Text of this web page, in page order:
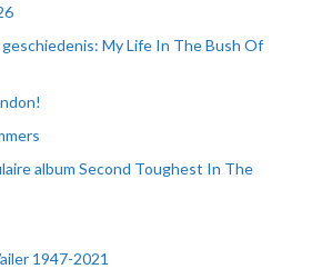
My Life In The Bush Of
album Second Toughest In The
1947-2021